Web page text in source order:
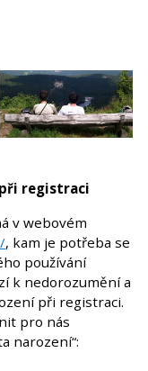
registraci
v webovém
, kam je potřeba se
používání
k nedorozumění a
při registraci.
pro nás
narození“: